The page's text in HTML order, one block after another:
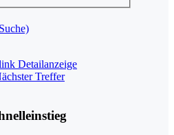
Detailanzeige
Treffer